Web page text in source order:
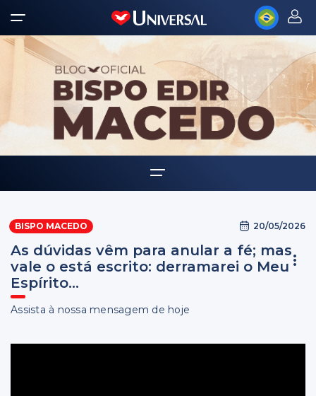
Biografia
Multimídia
Palavra Amiga
BISPO MACEDO 20/05/2026
As dúvidas vêm para anular a fé; mas
vale o está escrito: derramarei o Meu
Espírito...
Assista à nossa mensagem de hoje